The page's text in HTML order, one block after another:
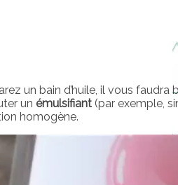
un bain d’huile, il vous
un émulsifiant (par exemple,
homogène.